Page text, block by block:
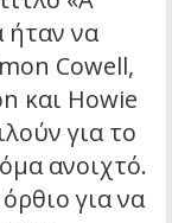
ήταν να
Cowell,
και Howie
για το
ανοιχτό.
για να